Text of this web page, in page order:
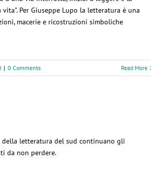
Per Giuseppe Lupo la letteratura è una
macerie e ricostruzioni simboliche
| 0 Comments Read More
della letteratura del sud continuano gli
da non perdere.